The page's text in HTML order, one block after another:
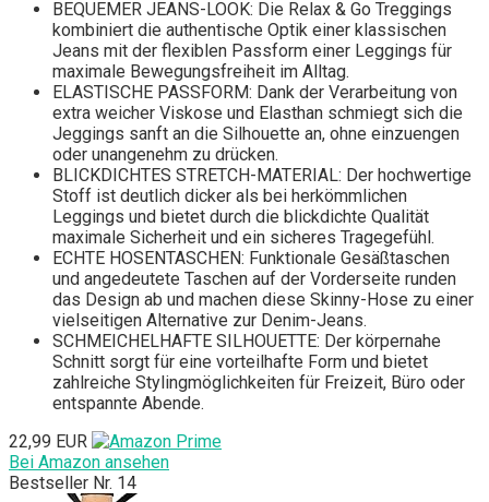
BEQUEMER JEANS-LOOK: Die Relax & Go Treggings
kombiniert die authentische Optik einer klassischen
Jeans mit der flexiblen Passform einer Leggings für
maximale Bewegungsfreiheit im Alltag.
ELASTISCHE PASSFORM: Dank der Verarbeitung von
extra weicher Viskose und Elasthan schmiegt sich die
Jeggings sanft an die Silhouette an, ohne einzuengen
oder unangenehm zu drücken.
BLICKDICHTES STRETCH-MATERIAL: Der hochwertige
Stoff ist deutlich dicker als bei herkömmlichen
Leggings und bietet durch die blickdichte Qualität
maximale Sicherheit und ein sicheres Tragegefühl.
ECHTE HOSENTASCHEN: Funktionale Gesäßtaschen
und angedeutete Taschen auf der Vorderseite runden
das Design ab und machen diese Skinny-Hose zu einer
vielseitigen Alternative zur Denim-Jeans.
SCHMEICHELHAFTE SILHOUETTE: Der körpernahe
Schnitt sorgt für eine vorteilhafte Form und bietet
zahlreiche Stylingmöglichkeiten für Freizeit, Büro oder
entspannte Abende.
22,99 EUR
Bei Amazon ansehen
Bestseller Nr. 14